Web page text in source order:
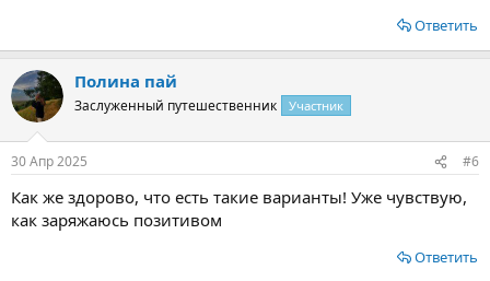
Ответить
Полина пай
Заслуженный путешественник Участник
30 Апр 2025 #6
Как же здорово, что есть такие варианты! Уже чувствую,
как заряжаюсь позитивом
Ответить